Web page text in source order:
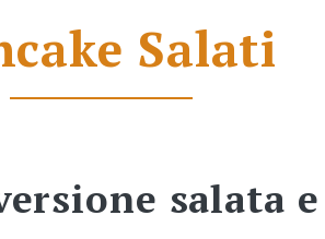
Salati
salata